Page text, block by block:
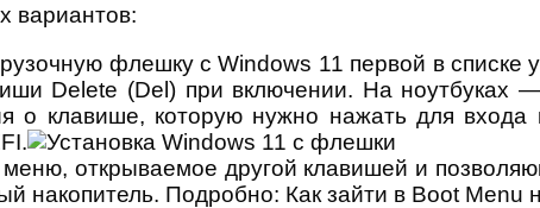
вариантов:
флешку с Windows 11 первой в
Delete (Del) при включении. На
о клавише, которую нужно нажать для
открываемое другой клавишей и
накопитель. Подробно: Как зайти в Boot Menu